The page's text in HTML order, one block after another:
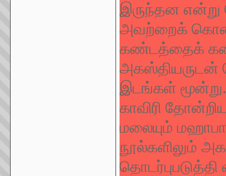
இருந்தன என்று
அவற்றைக்
கண்டத்தைக்
இடங்கள் மூன்று.
காவிரி
மலையும்
நூல்களிலும்